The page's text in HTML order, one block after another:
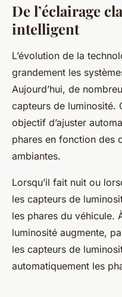
De l’éclairage
intelligent
L’évolution de la
grandement les
Aujourd’hui, de
capteurs de luminosité.
objectif d’ajuster
phares en fonction des
ambiantes.
Lorsqu’il fait nuit ou
les capteurs de
les phares du véhicule.
luminosité augmente,
les capteurs de
automatiquement les